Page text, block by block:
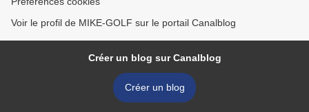
Voir le profil de MIKE-GOLF sur le portail Canalblog
Créer un blog sur Canalblog
Créer un blog